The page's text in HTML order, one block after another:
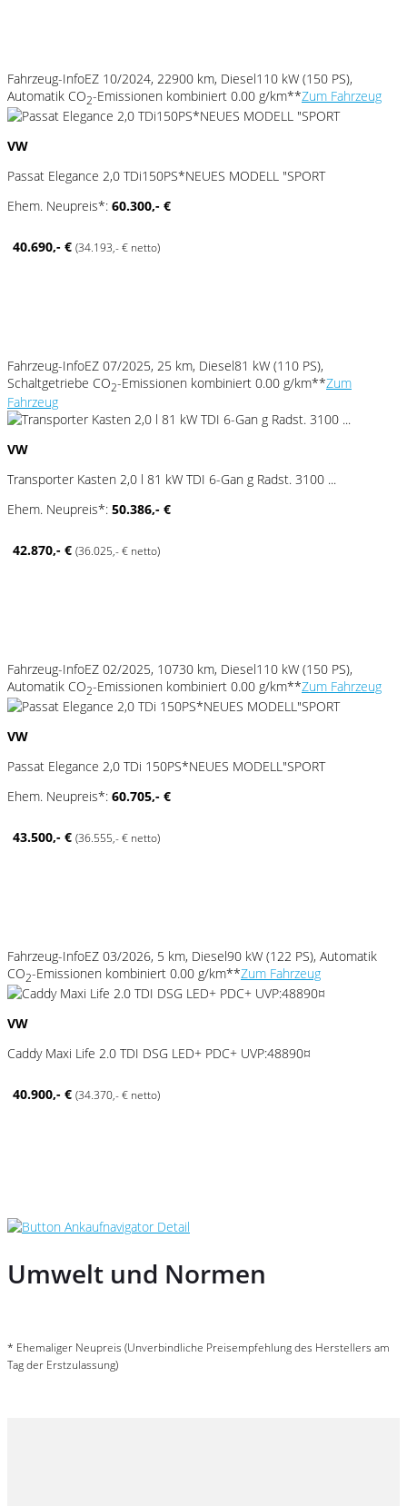
Fahrzeug-InfoEZ 10/2024, 22900 km, Diesel110 kW (150 PS),
Automatik CO2-Emissionen kombiniert 0.00 g/km**Zum Fahrzeug
VW
Passat Elegance 2,0 TDi150PS*NEUES MODELL "SPORT
Ehem. Neupreis*: 60.300,- €
40.690,- € (34.193,- € netto)
Fahrzeug-InfoEZ 07/2025, 25 km, Diesel81 kW (110 PS),
Schaltgetriebe CO2-Emissionen kombiniert 0.00 g/km**Zum
Fahrzeug
VW
Transporter Kasten 2,0 l 81 kW TDI 6-Gan g Radst. 3100 ...
Ehem. Neupreis*: 50.386,- €
42.870,- € (36.025,- € netto)
Fahrzeug-InfoEZ 02/2025, 10730 km, Diesel110 kW (150 PS),
Automatik CO2-Emissionen kombiniert 0.00 g/km**Zum Fahrzeug
VW
Passat Elegance 2,0 TDi 150PS*NEUES MODELL"SPORT
Ehem. Neupreis*: 60.705,- €
43.500,- € (36.555,- € netto)
Fahrzeug-InfoEZ 03/2026, 5 km, Diesel90 kW (122 PS), Automatik
CO2-Emissionen kombiniert 0.00 g/km**Zum Fahrzeug
VW
Caddy Maxi Life 2.0 TDI DSG LED+ PDC+ UVP:48890¤
40.900,- € (34.370,- € netto)
Umwelt und Normen
* Ehemaliger Neupreis (Unverbindliche Preisempfehlung des Herstellers am
Tag der Erstzulassung)